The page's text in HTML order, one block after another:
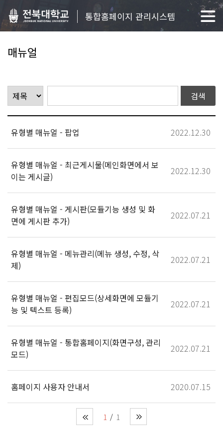
통합홈페이지 관리시스템
매뉴얼
유형별 매뉴얼 - 팝업 2022.12.30
유형별 매뉴얼 - 최근게시물(메인화면에서 보
이는 게시글)
2022.12.30
유형별 매뉴얼 - 게시판(모듈기능 생성 및 화
면에 게시판 추가)
2022.07.21
유형별 매뉴얼 - 메뉴관리(메뉴 생성, 수정, 삭
제)
2022.07.21
유형별 매뉴얼 - 편집모드(상세화면에 모듈기
능 및 텍스트 등록)
2022.07.21
유형별 매뉴얼 - 통합홈페이지(화면구성, 관리
모드)
2022.07.21
홈페이지 사용자 안내서 2020.07.15
1 1